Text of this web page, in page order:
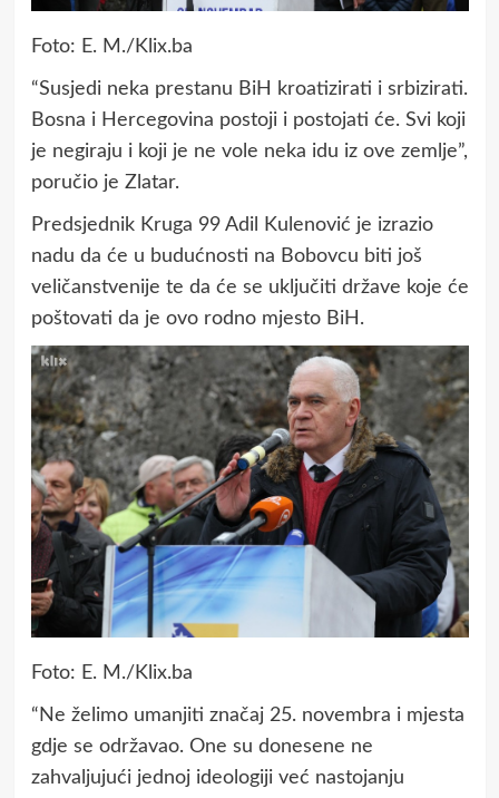
Foto: E. M./Klix.ba
“Susjedi neka prestanu BiH kroatizirati i srbizirati.
Bosna i Hercegovina postoji i postojati će. Svi koji
je negiraju i koji je ne vole neka idu iz ove zemlje”,
poručio je Zlatar.
Predsjednik Kruga 99 Adil Kulenović je izrazio
nadu da će u budućnosti na Bobovcu biti još
veličanstvenije te da će se uključiti države koje će
poštovati da je ovo rodno mjesto BiH.
Foto: E. M./Klix.ba
“Ne želimo umanjiti značaj 25. novembra i mjesta
gdje se održavao. One su donesene ne
zahvaljujući jednoj ideologiji već nastojanju